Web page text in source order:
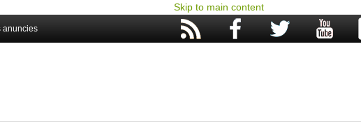
Skip to main content
anuncies